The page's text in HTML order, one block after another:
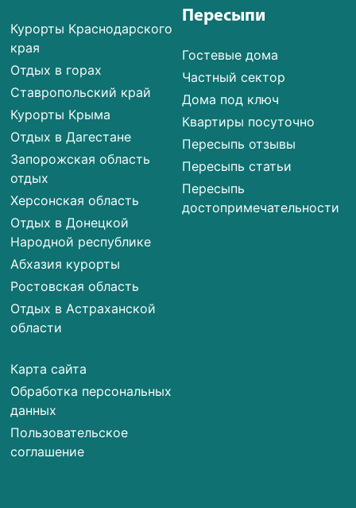
Курорты Краснодарского
края
Отдых в горах
Ставропольский край
Курорты Крыма
Отдых в Дагестане
Запорожская область
отдых
Херсонская область
Отдых в Донецкой
Народной республике
Абхазия курорты
Ростовская область
Отдых в Астраханской
области
Карта сайта
Обработка персональных
данных
Пользовательское
соглашение
Пересыпи
Гостевые дома
Частный сектор
Дома под ключ
Квартиры посуточно
Пересыпь отзывы
Пересыпь статьи
Пересыпь
достопримечательности